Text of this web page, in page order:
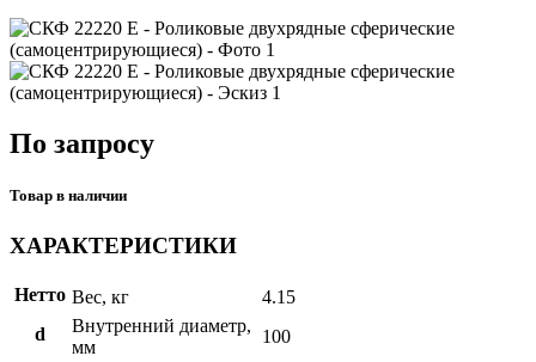
По запросу
Товар в наличии
ХАРАКТЕРИСТИКИ
Нетто Вес, кг
4.15
d
Внутренний диаметр,
мм
100